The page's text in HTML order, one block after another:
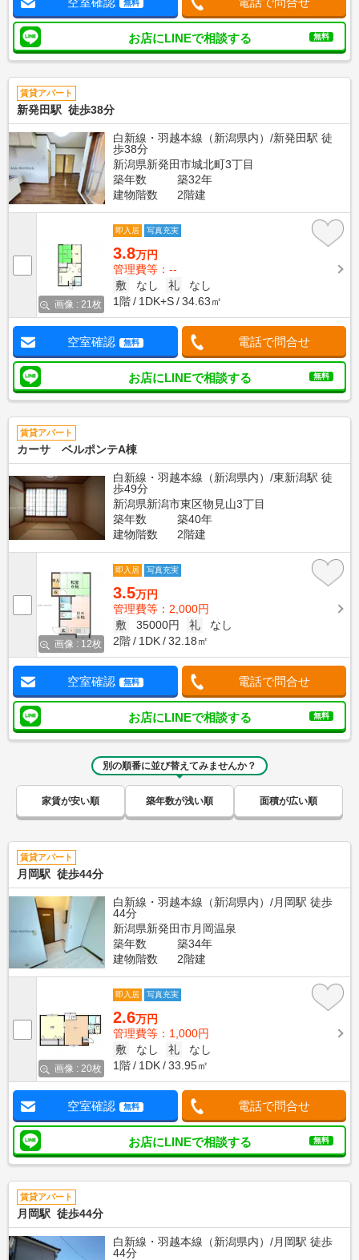
無料
お店にLINEで相談する 無料
賃貸アパート
新発田駅 徒歩38分
白新線・羽越本線（新潟県内）/新発田駅 徒
歩38分
新潟県新発田市城北町3丁目
築年数
築32年
建物階数
2階建
画像 : 21枚
即入居 写真充実
3.8万円
管理費等：--
敷
なし 礼
なし
1階
1DK+S 34.63㎡
空室確認 無料 電話で問合せ
お店にLINEで相談する 無料
賃貸アパート
カーサ ベルポンテA棟
白新線・羽越本線（新潟県内）/東新潟駅 徒
歩49分
新潟県新潟市東区物見山3丁目
築年数
築40年
建物階数
2階建
画像 : 12枚
即入居 写真充実
3.5万円
管理費等：2,000円
敷
35000円 礼
なし
2階
1DK 32.18㎡
空室確認 無料 電話で問合せ
お店にLINEで相談する 無料
別の順番に並び替えてみませんか？
家賃が安い順 築年数が浅い順 面積が広い順
賃貸アパート
月岡駅 徒歩44分
白新線・羽越本線（新潟県内）/月岡駅 徒歩
44分
新潟県新発田市月岡温泉
築年数
築34年
建物階数
2階建
画像 : 20枚
即入居 写真充実
2.6万円
管理費等：1,000円
敷
なし 礼
なし
1階
1DK 33.95㎡
空室確認 無料 電話で問合せ
お店にLINEで相談する 無料
賃貸アパート
月岡駅 徒歩44分
白新線・羽越本線（新潟県内）/月岡駅 徒歩
44分